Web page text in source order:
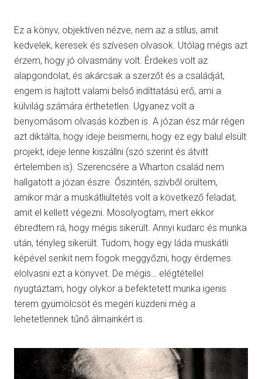
Ez a könyv, objektíven nézve, nem az a stílus, amit
kedvelek, keresek és szívesen olvasok. Utólag mégis azt
érzem, hogy jó olvasmány volt. Érdekes volt az
alapgondolat, és akárcsak a szerzőt és a családját,
engem is hajtott valami belső indíttatású erő, ami a
külvilág számára érthetetlen. Ugyanez volt a
benyomásom olvasás közben is. A józan ész már régen
azt diktálta, hogy ideje beismerni, hogy ez egy balul elsült
projekt, ideje lenne kiszállni (szó szerint és átvitt
értelemben is). Szerencsére a Wharton család nem
hallgatott a józan észre. Őszintén, szívből örültem,
amikor már a muskátliültetés volt a következő feladat,
amit el kellett végezni. Mosolyogtam, mert ekkor
ébredtem rá, hogy mégis sikerült. Annyi kudarc és munka
után, tényleg sikerült. Tudom, hogy egy láda muskátli
képével senkit nem fogok meggyőzni, hogy érdemes
elolvasni ezt a könyvet. De mégis… elégtétellel
nyugtáztam, hogy olykor a befektetett munka igenis
terem gyümölcsöt és megéri küzdeni még a
lehetetlennek tűnő álmainkért is.